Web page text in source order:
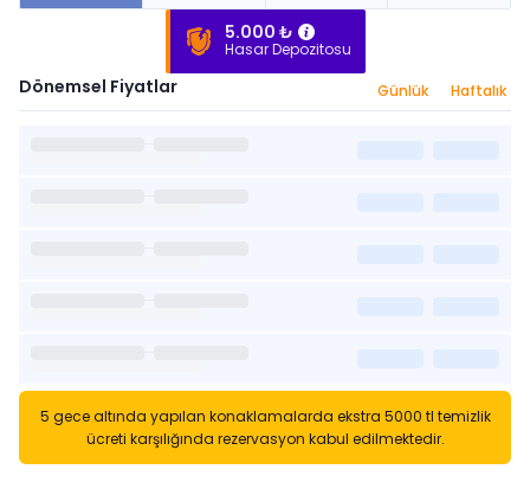
5.000 ₺
Hasar Depozitosu
Dönemsel Fiyatlar Günlük Haftalık
5 gece altında yapılan konaklamalarda ekstra 5000 tl temizlik
ücreti karşılığında rezervasyon kabul edilmektedir.